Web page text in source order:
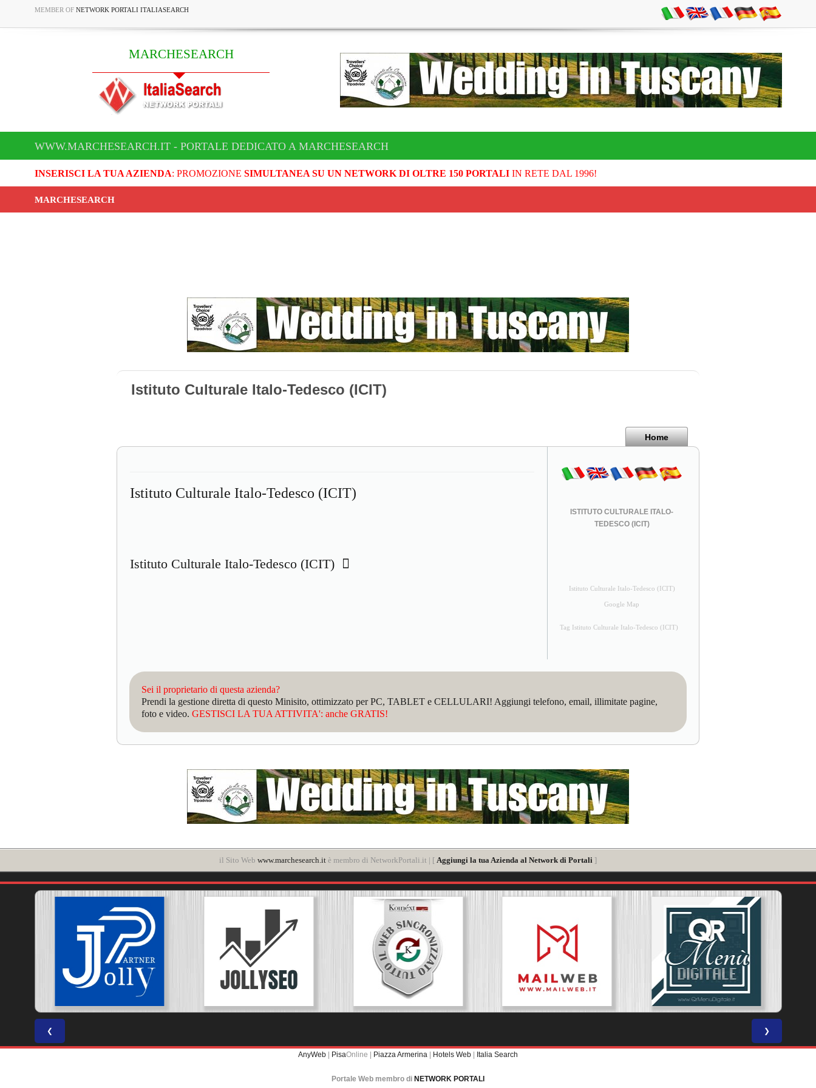
MEMBER OF NETWORK PORTALI ITALIASEARCH
MARCHESEARCH
WWW.MARCHESEARCH.IT - PORTALE DEDICATO A MARCHESEARCH
INSERISCI LA TUA AZIENDA: PROMOZIONE SIMULTANEA SU UN NETWORK DI OLTRE 150 PORTALIIN RETE DAL 1996!
MARCHESEARCH
Istituto Culturale Italo-Tedesco (ICIT)
Home
Istituto Culturale Italo-Tedesco (ICIT)
Istituto Culturale Italo-Tedesco (ICIT)
ISTITUTO CULTURALE ITALO-
TEDESCO (ICIT)
Istituto Culturale Italo-Tedesco (ICIT)
Google Map
Tag Istituto Culturale Italo-Tedesco (ICIT)
Sei il proprietario di questa azienda?
Prendi la gestione diretta di questo Minisito, ottimizzato per PC, TABLET e CELLULARI! Aggiungi telefono, email, illimitate pagine,
foto e video. GESTISCI LA TUA ATTIVITA': anche GRATIS!
il Sito Web www.marchesearch.it è membro di NetworkPortali.it | [ Aggiungi la tua Azienda al Network di Portali ]
❮ ❯
AnyWeb | PisaOnline | Piazza Armerina | Hotels Web | Italia Search
Portale Web membro di NETWORK PORTALI